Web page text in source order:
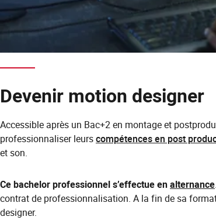
Devenir motion designer
Accessible après un Bac+2 en montage et
professionnaliser leurscompétences en post
et son.
Ce bachelor professionnel s’effectue enalternance
contrat de professionnalisation. A la fin de sa
designer.